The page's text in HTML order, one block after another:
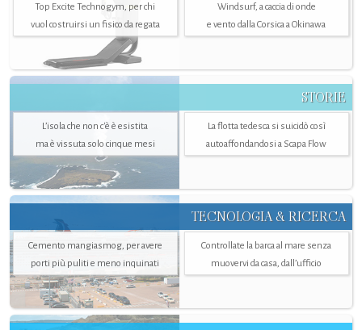
Top Excite Technogym, per chi
vuol costruirsi un fisico da regata
Windsurf, a caccia di onde
e vento dalla Corsica a Okinawa
STORIE
L’isola che non c'è è esistita
ma è vissuta solo cinque mesi
La flotta tedesca si suicidò così
autoaffondandosi a Scapa Flow
TECNOLOGIA & RICERCA
Cemento mangiasmog, per avere
porti più puliti e meno inquinati
Controllate la barca al mare senza
muovervi da casa, dall’ufficio